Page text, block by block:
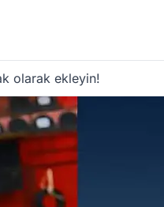
olarak ekleyin!